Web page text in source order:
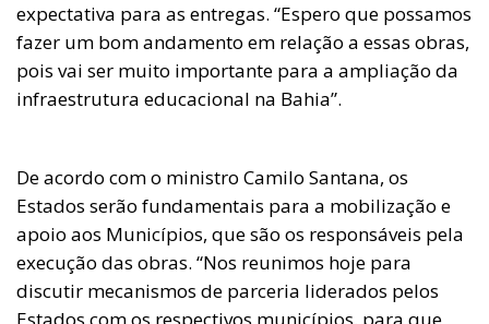
expectativa para as entregas. “Espero que possamos
fazer um bom andamento em relação a essas obras,
pois vai ser muito importante para a ampliação da
infraestrutura educacional na Bahia”.
De acordo com o ministro Camilo Santana, os
Estados serão fundamentais para a mobilização e
apoio aos Municípios, que são os responsáveis pela
execução das obras. “Nos reunimos hoje para
discutir mecanismos de parceria liderados pelos